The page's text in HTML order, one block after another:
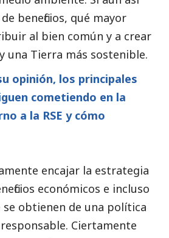
beneficios, qué mayor
al bien común y a crear
una Tierra más sostenible.
opinión, los principales
cometiendo en la
a la RSE y cómo
encajar la estrategia
económicos e incluso
obtienen de una política
Ciertamente